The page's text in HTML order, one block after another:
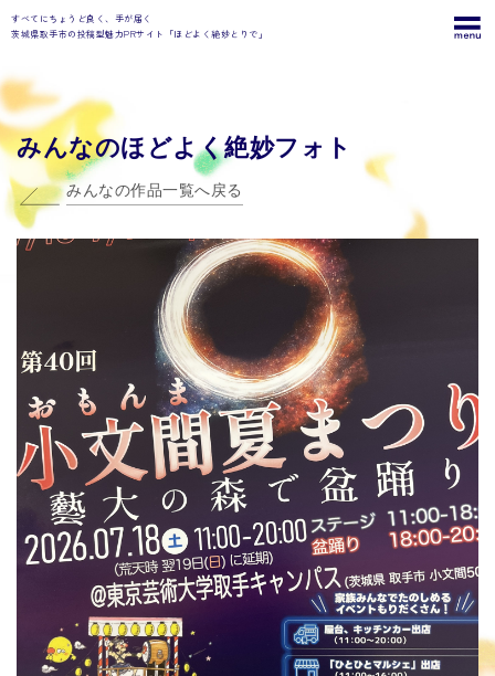
すべてにちょうど良く、手が届く
茨城県取手市の投稿型魅力PRサイト「ほどよく絶妙とりで」
みんなのほどよく絶妙フォト
みんなの作品一覧へ戻る